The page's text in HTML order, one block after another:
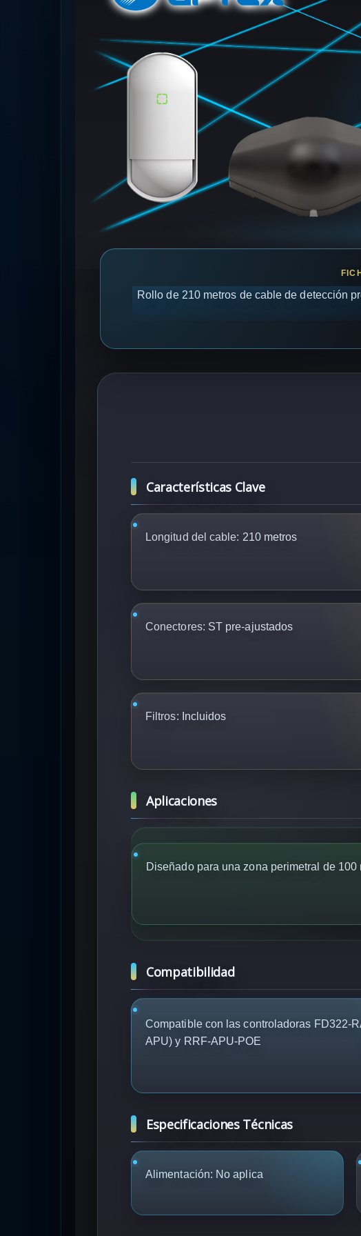
Rollo de 210 metros de cable de detección
Características Clave
Longitud del cable: 210 metros
Conectores: ST pre-ajustados
Filtros: Incluidos
Aplicaciones
Diseñado para una zona perimetral de 100
Compatibilidad
Compatible con las controladoras FD322-
APU) y RRF-APU-POE
Especificaciones Técnicas
Alimentación: No aplica